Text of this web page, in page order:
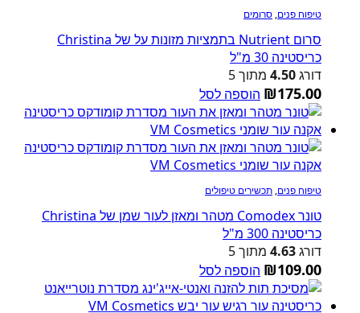
טיפוח פנים, סרומים
סרום Nutrient בתמציות מזונות על של Christina
כריסטינה 30 מ"ל
דורג4.50 מתוך 5
₪175.00 הוספה לסל
טיפוח פנים, תכשירים טיפולים
טונר Comodex מטהר ומאזן לעור שמן של Christina
כריסטינה 300 מ"ל
דורג4.63 מתוך 5
₪109.00 הוספה לסל